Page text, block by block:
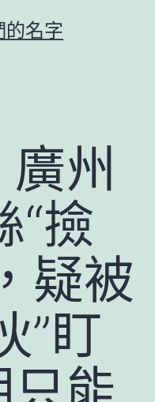
的名字
州
“撿
疑被
”盯
只能